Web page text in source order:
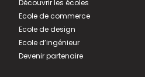
Découvrir les écoles
Ecole de commerce
Ecole de design
Ecole d’ingénieur
Devenir partenaire